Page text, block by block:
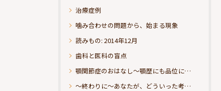
治療症例
噛み合わせの問題から、始まる現象
読みもの: 2014年12月
歯科と医科の盲点
顎関節症のおはなし～顎歴にも品位にこだわりたい
～終わりに～あなたが、どういった考えの治療をお求めになられるのか？